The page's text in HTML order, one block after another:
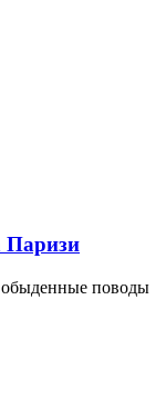
Паризи
поводы